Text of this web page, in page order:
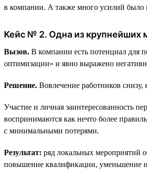
в компании. А также много усилий было
Кейс № 2. Одна из крупнейших
Вызов. В компании есть потенциал для
оптимизации» и явно выражено
Решение. Вовлечение работников снизу,
Участие и личная заинтересованность
воспринимаются как нечто более
с минимальными потерями.
Результат: ряд локальных мероприятий
повышение квалификации, уменьшение